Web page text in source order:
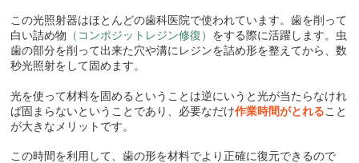
この光照射器はほとんどの歯科医院で使われています。歯を削って
白い詰め物 （コンポジットレジン修復） をする際に活躍します。虫
歯の部分を削って出来た穴や溝にレジンを詰め形を整えてから、数
秒光照射をして固めます。
光を使って材料を固めるということは逆にいうと光が当たらなけれ
ば固まらないということであり、必要なだけ作業時間がとれる こと
が大きなメリットです。
この時間を利用して、歯の形を材料でより正確に復元できるので